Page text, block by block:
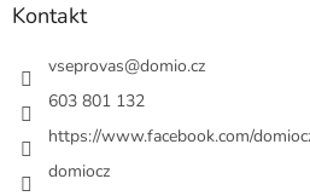
Kontakt
vseprovas@domio.cz
603 801 132
https://www.facebook.com/
domiocz